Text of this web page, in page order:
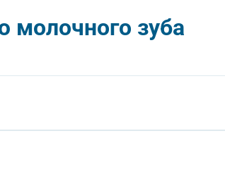
молочного зуба
дискомфорт при еде. Лучше удалить его в